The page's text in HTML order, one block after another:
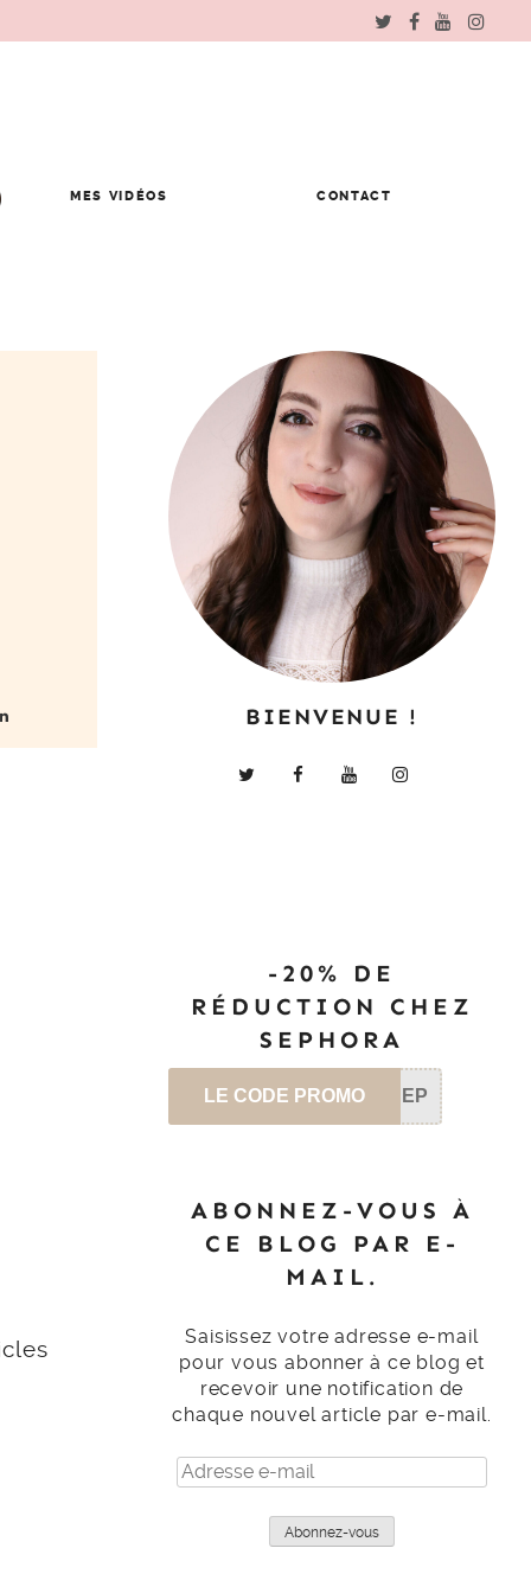
MES VIDÉOS CONTACT
BIENVENUE !
-20% DE
RÉDUCTION CHEZ
SEPHORA
LE CODE PROMO SEP
ABONNEZ-VOUS À
CE BLOG PAR E-
MAIL.
Saisissez votre adresse e-mail
pour vous abonner à ce blog et
recevoir une notification de
chaque nouvel article par e-mail.
Adresse
e-
Abonnez-vous